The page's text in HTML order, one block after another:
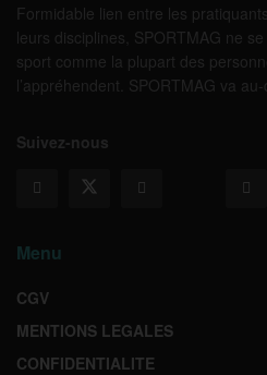
Formidable lien entre les
leurs disciplines, SPORTMAG ne
sport comme la plupart des
l’appréhendent. SPORTMAG va
Suivez-nous
Menu
CGV
MENTIONS LEGALES
CONFIDENTIALITE